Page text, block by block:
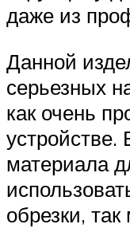
даже из
Данной
серьезных
как очень
устройстве.
материала
обрезки,